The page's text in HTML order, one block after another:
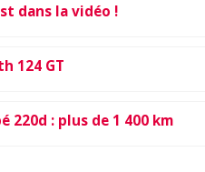
dans la vidéo !
124 GT
220d : plus de 1 400 km